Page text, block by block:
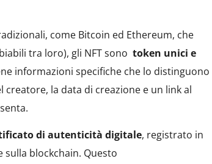
come Bitcoin ed Ethereum, che
tra loro), gli NFT sonotoken unici e
informazioni specifiche che lo distinguono
la data di creazione e un link al
di autenticità digitale, registrato in
blockchain. Questo